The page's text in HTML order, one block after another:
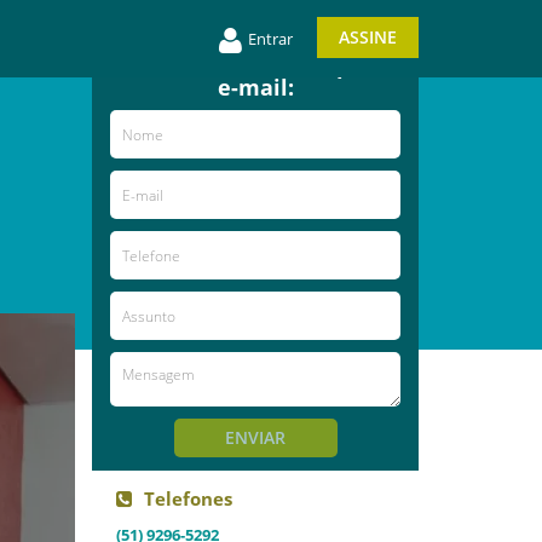
Entrar ASSINE
Entre em contato e
receba novidades por
e-mail:
ENVIAR
Telefones
(51) 9296-5292